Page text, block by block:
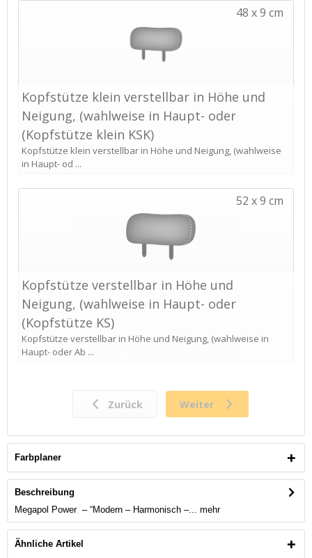
Farbplaner
Beschreibung
Megapol Power – “Modern – Harmonisch –... mehr
Ähnliche Artikel